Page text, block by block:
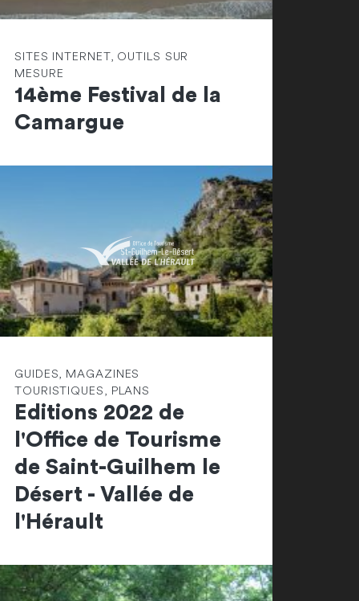
SITES INTERNET, OUTILS SUR
MESURE
14ème Festival de la
Camargue
GUIDES, MAGAZINES
TOURISTIQUES, PLANS
Editions 2022 de
l'Office de Tourisme
de Saint-Guilhem le
Désert - Vallée de
l'Hérault